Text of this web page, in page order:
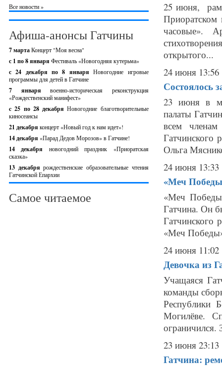
Все новости »
Афиша-анонсы Гатчины
7 мартаКонцерт "Моя весна"
с 1 по 8 января Фестиваль «Новогодняя кутерьма»
с 24 декабря по 8 январяНовогодние игровые
программы для детей в Гатчине
7 январявоенно-историческая реконструкция
«Рождественский манифест»
c 25 по 28 декабряНовогодние благотворительные
киносеансы
21 декабря концерт «Новый год к нам идет»!
14 декабря «Парад Дедов Морозов» в Гатчине!
14 декабря новогодний праздник «Приоратская
сказка»
13 декабрярождественские образовательные чтения
Гатчинской Епархии
Самое читаемое
25 июня,
Приоратском
часовые».
открытого...
24 июня 13:56
Состоялось
23 июня в
палаты
всем членам
Гатчинского
Ольга
24 июня 13:33
«Меч
«Меч
Гатчина. Он
«Меч
24 июня 11:02
Девочка из
Учащаяся
команды
Республики
Могилёве.
ограничился.
23 июня 23:13
Гатчина: